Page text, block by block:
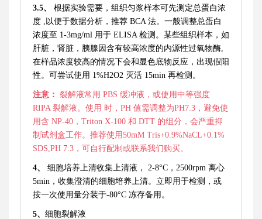
3.5、
根据实验需要，组织匀浆样本可先测定总蛋白浓
度
,以便于数据分析，推荐 BCA 法。一般调整总蛋白
浓度至 1-3mg/ml 用于 ELISA 检测。某些组织样本，如
肝脏，肾脏，胰腺因含有较高浓度的内源性过氧物酶,
在样品浓度较高的情况下会和显色底物反应，出现假阳
性。可尝试使用 1%H2O2 灭活 15min 再检测。
注意： 裂解液常用 PBS 缓冲液，或使用中等强度
RIPA 裂解液。使用 时，PH 值需调整为PH7.3，避免使
用含 NP-40，Triton X-100 和 DTT 的组分，会严重抑
制试剂盒工作。推荐使用50mM Tris+0.9%NaCL+0.1%
SDS,PH 7.3，可自行配制或联系我们购买。
4、 细胞培养上清收集上清液，
2-8°C，2500rpm 离心
5min，收集澄清的细胞培养上清。立即用于检测，或
按一次使用量分装于-80°C 冻存备用。
5、 细胞裂解液